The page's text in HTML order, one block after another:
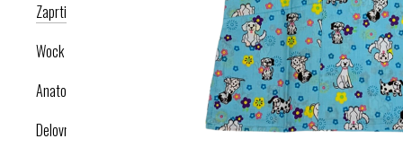
Zaprti modeli
Dodatki
Wock
Anatomska obutev
Delovna obutev s certifikatom